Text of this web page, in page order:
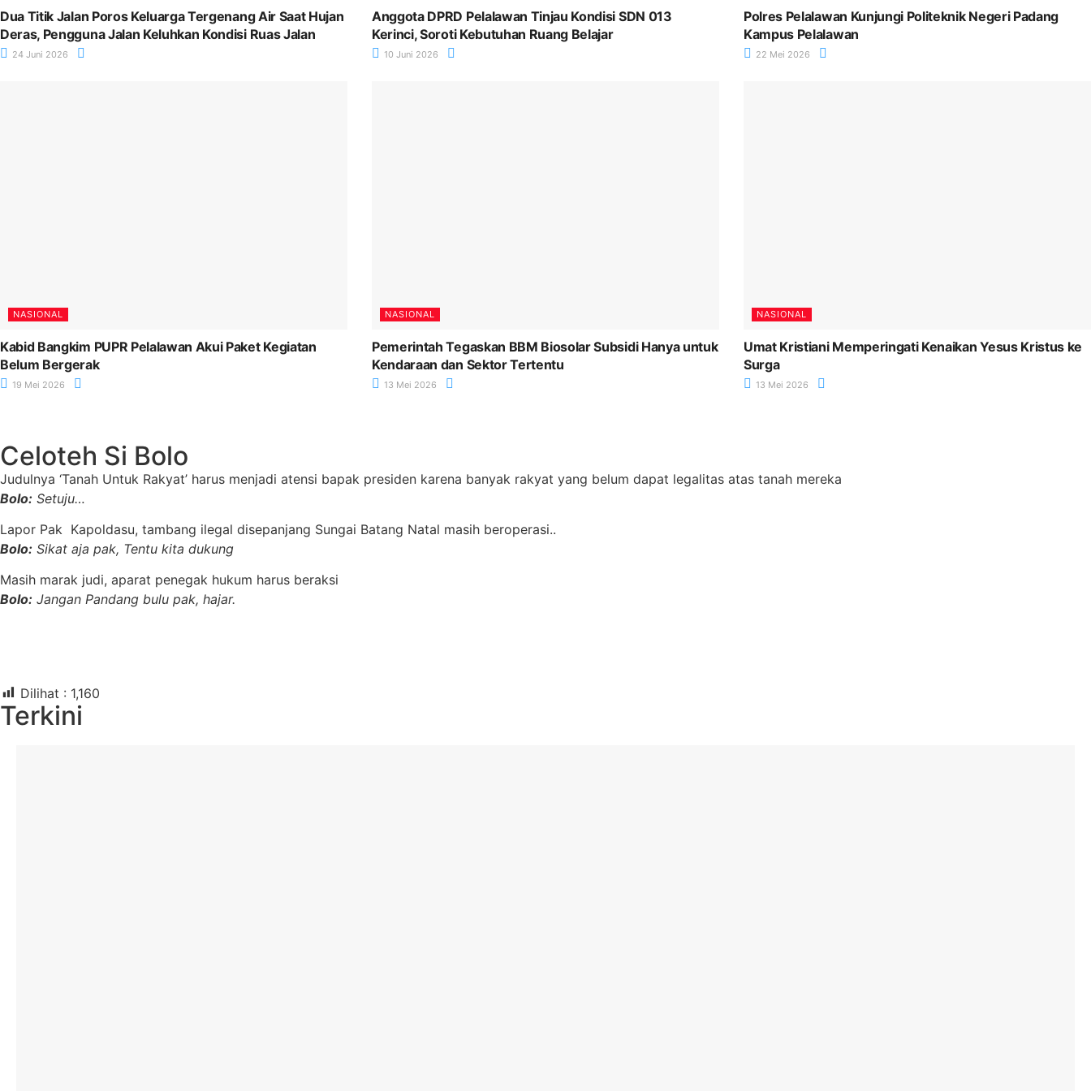
Dua Titik Jalan Poros Keluarga Tergenang Air Saat Hujan
Deras, Pengguna Jalan Keluhkan Kondisi Ruas Jalan
24 Juni 2026
Anggota DPRD Pelalawan Tinjau Kondisi SDN 013
Kerinci, Soroti Kebutuhan Ruang Belajar
10 Juni 2026
Polres Pelalawan Kunjungi Politeknik Negeri Padang
Kampus Pelalawan
22 Mei 2026
NASIONAL
Kabid Bangkim PUPR Pelalawan Akui Paket Kegiatan
Belum Bergerak
19 Mei 2026
NASIONAL
Pemerintah Tegaskan BBM Biosolar Subsidi Hanya untuk
Kendaraan dan Sektor Tertentu
13 Mei 2026
NASIONAL
Umat Kristiani Memperingati Kenaikan Yesus Kristus ke
Surga
13 Mei 2026
Celoteh Si Bolo
Judulnya ‘Tanah Untuk Rakyat’ harus menjadi atensi bapak presiden karena banyak rakyat yang belum dapat legalitas atas tanah mereka
Bolo: Setuju…
Lapor Pak Kapoldasu, tambang ilegal disepanjang Sungai Batang Natal masih beroperasi..
Bolo: Sikat aja pak, Tentu kita dukung
Masih marak judi, aparat penegak hukum harus beraksi
Bolo: Jangan Pandang bulu pak, hajar.
Dilihat : 1,160
Terkini